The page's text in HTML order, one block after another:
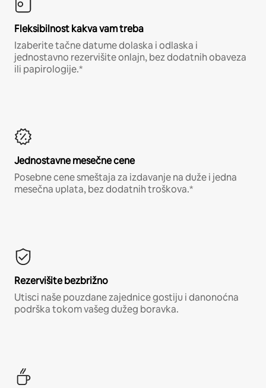
Fleksibilnost kakva vam treba
Izaberite tačne datume dolaska i odlaska i
jednostavno rezervišite onlajn, bez dodatnih obaveza
ili papirologije.*
Jednostavne mesečne cene
Posebne cene smeštaja za izdavanje na duže i jedna
mesečna uplata, bez dodatnih troškova.*
Rezervišite bezbrižno
Utisci naše pouzdane zajednice gostiju i danonoćna
podrška tokom vašeg dužeg boravka.